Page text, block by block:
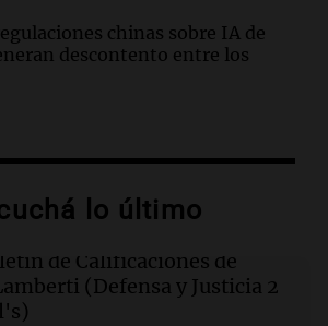
chinas sobre IA de
descontento entre los
EEUU investiga la deportación de
De barrio marginal a centro
la inteligencia artificial
lo último
de Calificaciones de
(Defensa y Justicia 2